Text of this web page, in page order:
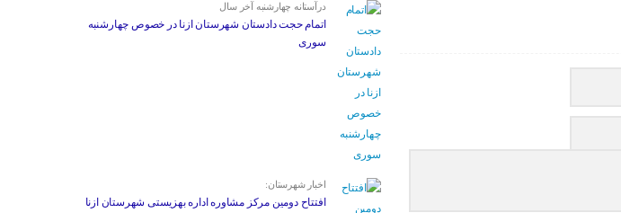
درآستانه چهارشنبه آخر سال
اتمام حجت دادستان شهرستان ازنا در خصوص چهارشنبه
‌سوری
اخبار شهرستان:
افتتاح دومین مرکز مشاوره اداره بهزیستی شهرستان ازنا